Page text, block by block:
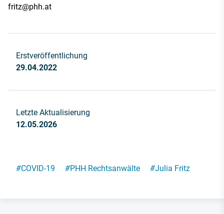
fritz@phh.at
Erstveröffentlichung
29.04.2022
Letzte Aktualisierung
12.05.2026
#COVID-19 #PHH Rechtsanwälte #Julia Fritz